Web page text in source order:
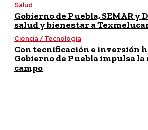
Salud
Gobierno de Puebla, SEMAR y
salud y bienestar a
Ciencia / Tecnología
Con tecnificación e inversión
Gobierno de Puebla impulsa
campo